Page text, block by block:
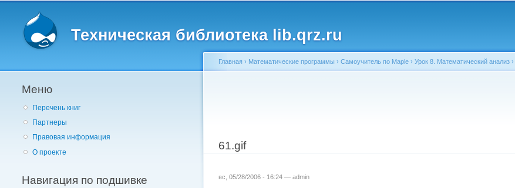
Техническая библиотека lib.qrz.ru
Меню
Перечень книг
Партнеры
Правовая информация
О проекте
Навигация по подшивке
Главная › Математические программы › Самоучитель по Maple › Урок 8. Математический анализ ›
61.gif
вс, 05/28/2006 - 16:24 — admin